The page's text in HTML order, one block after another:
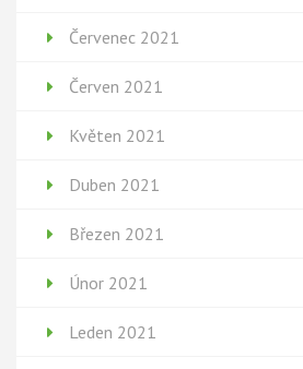
Červenec 2021
Červen 2021
Květen 2021
Duben 2021
Březen 2021
Únor 2021
Leden 2021